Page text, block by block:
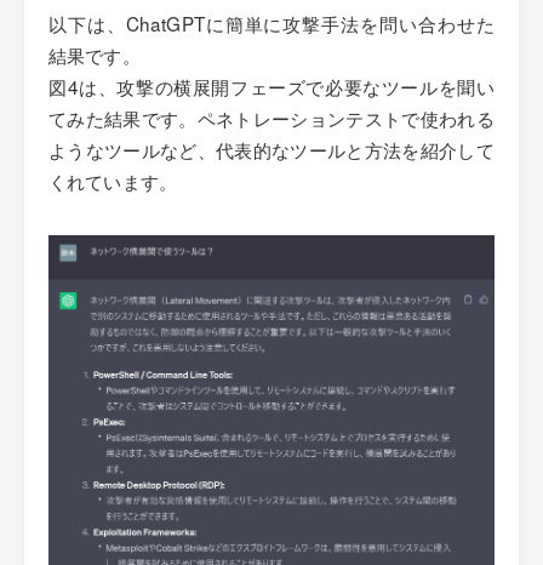
以下は、ChatGPTに簡単に攻撃手法を問い合わせた
結果です。
図4は、攻撃の横展開フェーズで必要なツールを聞い
てみた結果です。ペネトレーションテストで使われる
ようなツールなど、代表的なツールと方法を紹介して
くれています。